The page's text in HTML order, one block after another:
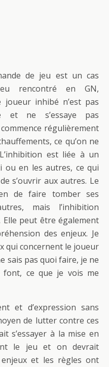
de jeu est un cas
rencontré en GN,
inhibé n’est pas
et ne s’essaye pas
régulièrement
ce qu’on ne
est liée à un
ou en les autres, ce qui
s’ouvrir aux autres. Le
de faire tomber ses
mais l’inhibition
peut être également
des enjeux. Je
qui concernent le joueur
sais pas quoi faire, je ne
ce que je vois me
et d’expression sans
de lutter contre ces
s’essayer à la mise en
le jeu et on devrait
et les règles ont